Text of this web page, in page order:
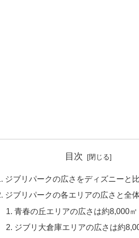
目次
ジブリパークの広さをディズニーと
ジブリパークの各エリアの広さと全
青春の丘エリアの広さは約8,000㎡
ジブリ大倉庫エリアの広さは約